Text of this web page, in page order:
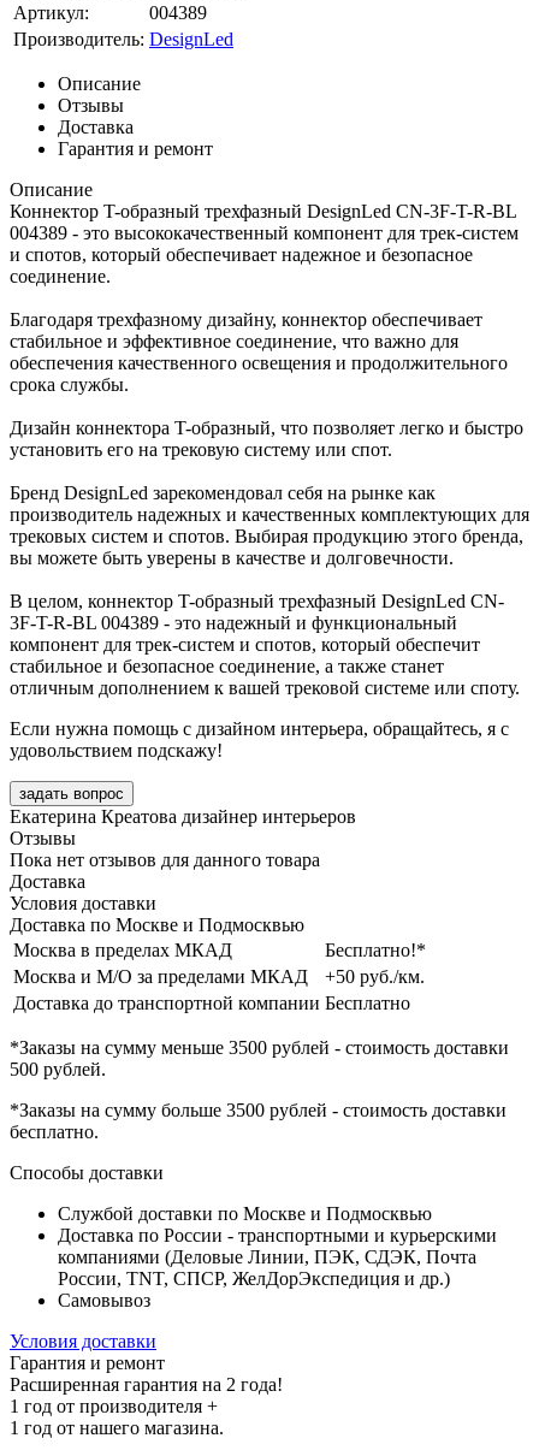
Артикул:
004389
Производитель: DesignLed
Описание
Отзывы
Доставка
Гарантия и ремонт
Описание
Коннектор T-образный трехфазный DesignLed CN-3F-T-R-BL
004389 - это высококачественный компонент для трек-систем
и спотов, который обеспечивает надежное и безопасное
соединение.
Благодаря трехфазному дизайну, коннектор обеспечивает
стабильное и эффективное соединение, что важно для
обеспечения качественного освещения и продолжительного
срока службы.
Дизайн коннектора T-образный, что позволяет легко и быстро
установить его на трековую систему или спот.
Бренд DesignLed зарекомендовал себя на рынке как
производитель надежных и качественных комплектующих для
трековых систем и спотов. Выбирая продукцию этого бренда,
вы можете быть уверены в качестве и долговечности.
В целом, коннектор T-образный трехфазный DesignLed CN-
3F-T-R-BL 004389 - это надежный и функциональный
компонент для трек-систем и спотов, который обеспечит
стабильное и безопасное соединение, а также станет
отличным дополнением к вашей трековой системе или споту.
Если нужна помощь с дизайном интерьера, обращайтесь, я с
удовольствием подскажу!
задать вопрос
Екатерина Креатова дизайнер интерьеров
Отзывы
Пока нет отзывов для данного товара
Доставка
Условия доставки
Доставка по Москве и Подмосквью
Москва в пределах МКАД
Бесплатно!*
Москва и М/О за пределами МКАД
+50 руб./км.
Доставка до транспортной компании Бесплатно
*Заказы на сумму меньше 3500 рублей - стоимость доставки
500 рублей.
*Заказы на сумму больше 3500 рублей - стоимость доставки
бесплатно.
Способы доставки
Службой доставки по Москве и Подмосквью
Доставка по России - транспортными и курьерскими
компаниями (Деловые Линии, ПЭК, СДЭК, Почта
России, TNT, СПСР, ЖелДорЭкспедиция и др.)
Самовывоз
Условия доставки
Гарантия и ремонт
Расширенная гарантия на 2 года!
1 год от производителя +
1 год от нашего магазина.